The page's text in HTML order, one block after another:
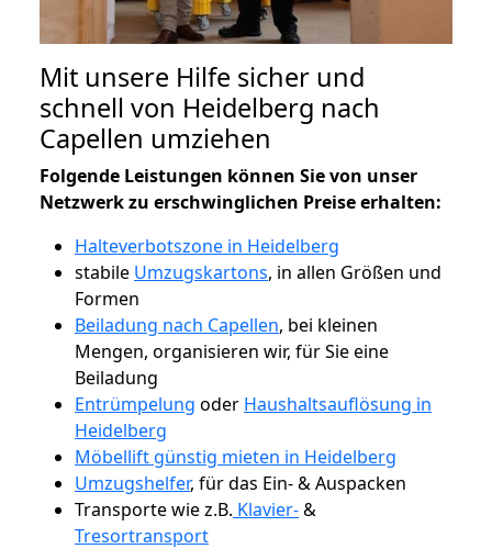
Mit unsere Hilfe sicher und
schnell von Heidelberg nach
Capellen umziehen
Folgende Leistungen können Sie von unser
Netzwerk zu erschwinglichen Preise erhalten:
Halteverbotszone in Heidelberg
stabile Umzugskartons, in allen Größen und
Formen
Beiladung nach Capellen, bei kleinen
Mengen, organisieren wir, für Sie eine
Beiladung
Entrümpelung oder Haushaltsauflösung in
Heidelberg
Möbellift günstig mieten in Heidelberg
Umzugshelfer, für das Ein- & Auspacken
Transporte wie z.B. Klavier-&
Tresortransport